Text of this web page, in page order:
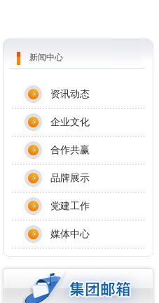
新闻中心
资讯动态
企业文化
合作共赢
品牌展示
党建工作
媒体中心